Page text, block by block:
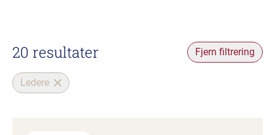
20 resultater Fjern filtrering
Ledere